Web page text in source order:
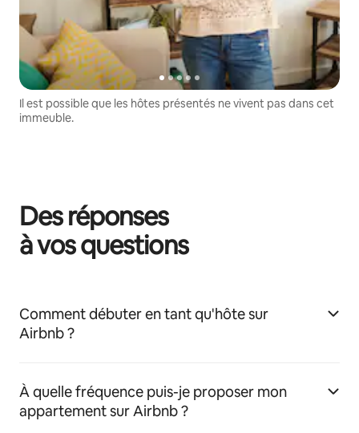
Il est possible que les hôtes présentés ne vivent pas dans cet
immeuble.
Des réponses
à vos questions
Comment débuter en tant qu'hôte sur
Airbnb ?
À quelle fréquence puis-je proposer mon
appartement sur Airbnb ?